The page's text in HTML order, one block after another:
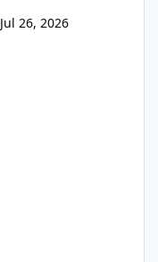
Jul 26, 2026